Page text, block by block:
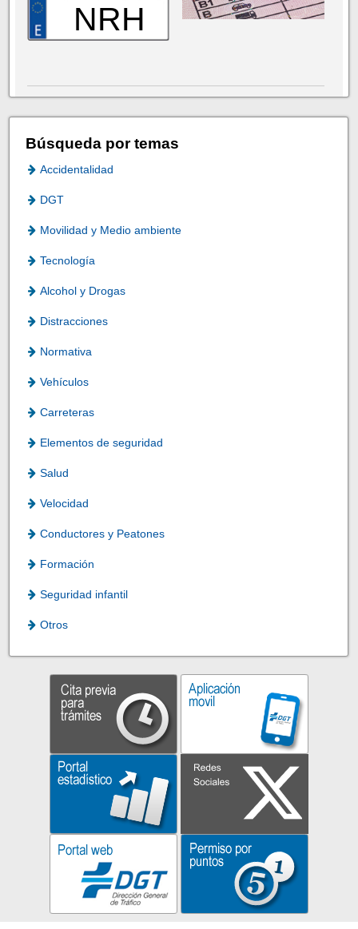
NRH
Búsqueda por temas
Accidentalidad
DGT
Movilidad y Medio ambiente
Tecnología
Alcohol y Drogas
Distracciones
Normativa
Vehículos
Carreteras
Elementos de seguridad
Salud
Velocidad
Conductores y Peatones
Formación
Seguridad infantil
Otros